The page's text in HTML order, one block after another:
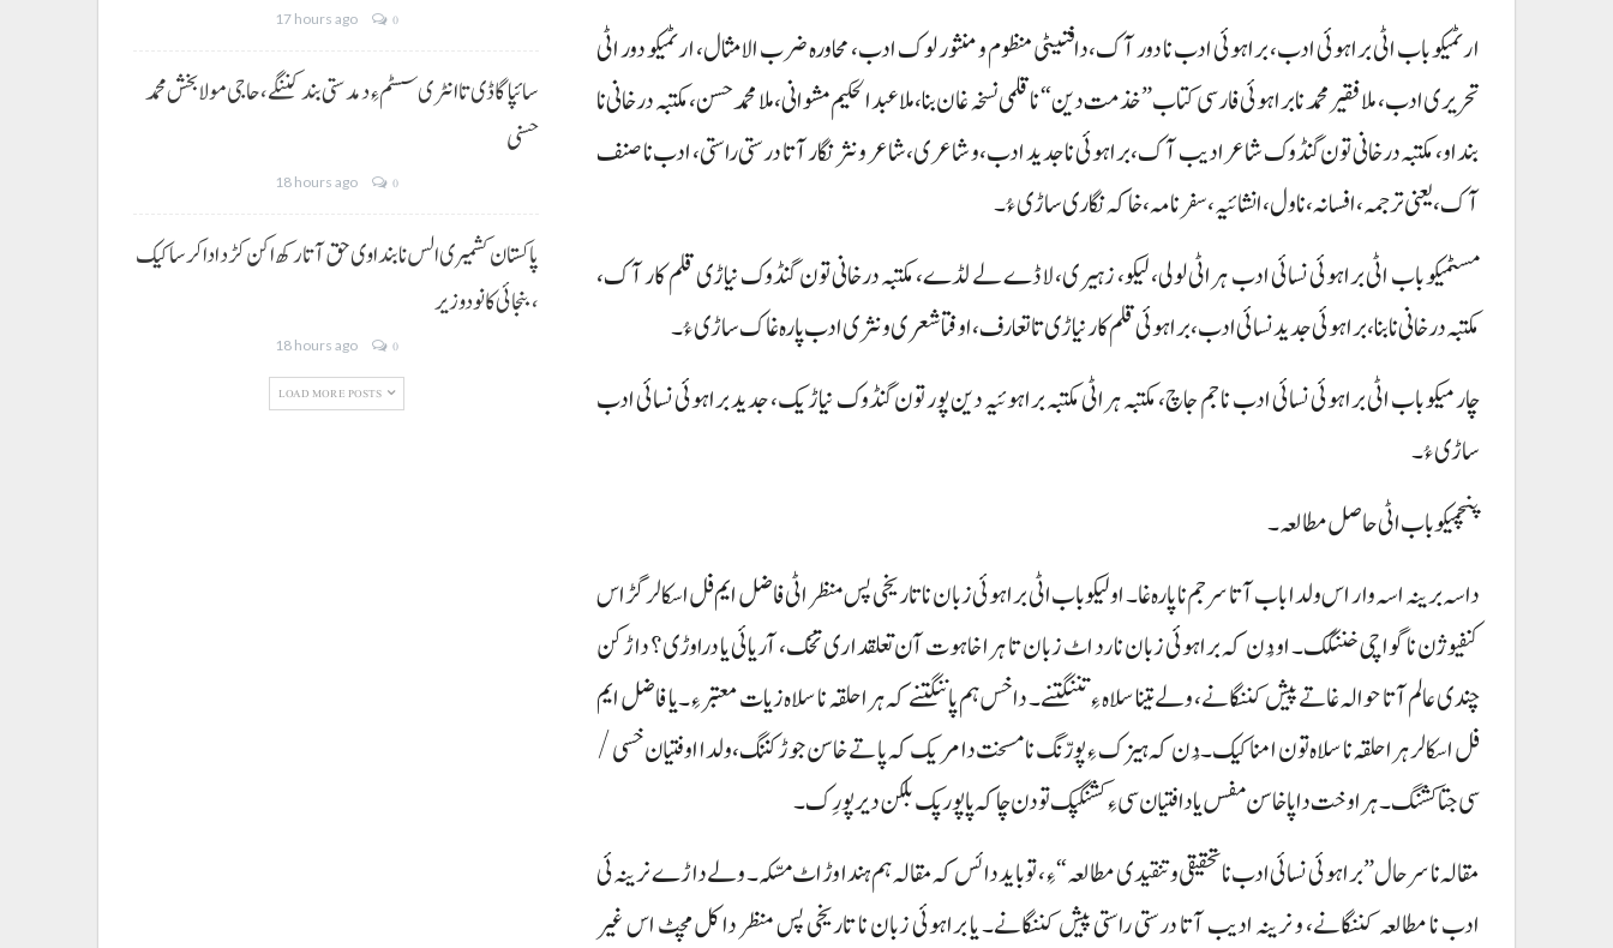
ارٹمیکو باب اٹی براہوئی ادب، براہوئی ادب نا دور آک، دافتیٹی منظوم و منثور لوک ادب، محاورہ ضرب الامثال، ارٹمیکو دور اٹی
تحریری ادب، ملا فقیر محمد نا براہوئی فارسی کتاب ”خذمت دین“ نا قلمی نسخہ غان بنا، ملا عبدالحکیم مشوانی، ملا محمد حسن، مکتبہ درخانی نا
بنداو، مکتبہ درخانی تون گنڈوک شاعر ادیب آک، براہوئی نا جدید ادب، و شاعری، شاعر و نثر نگار آتا درستی راستی، ادب نا صنف
آک، یعنی ترجمہ، افسانہ، ناول، انشائیہ، سفرنامہ، خاکہ نگاری ساڑی ءُ۔
مسٹمیکو باب اٹی براہوئی نسائی ادب ہراٹی لولی، لیکو، زہیری، لاڈے لے لڈے، مکتبہ درخانی تون گنڈوک نیاڑی قلم کار آک،
مکتبہ درخانی نا بنا، براہوئی جدید نسائی ادب، براہوئی قلم کار نیاڑی تا تعارف، اوفتا شعری و نثری ادب پارہ غاک ساڑی ءُ۔
چارمیکو باب اٹی براہوئی نسائی ادب نا جم جاچ، مکتبہ ہراٹی مکتبہ براہوئیہ دین پور تون گنڈوک نیاڑیک، جدید براہوئی نسائی ادب
ساڑی ءُ۔
پنچمیکو باب اٹی حاصل مطالعہ۔
داسہ برینہ اسہ وار اس ولدا باب آتا سرجم نا پارہ غا۔ اولیکو باب اٹی براہوئی زبان نا تاریخی پس منظر اٹی فاضل ایم فل اسکالر گڑاس
کنفیوژن نا گواچی خننگک۔ او دُن کہ براہوئی زبان نا رد اٹ زبان تا ہرا خاہوت آن تعلقداری تخک، آریائی یا دراوڑی؟ داڑکن
چندی عالم آتا حوالہ غاتے پیش کننگانے، ولے تینا سلاہ ءِ تننگتنے۔ داخس ہم پاننگتنے کہ ہرا حلقہ نا سلاہ زیات معتبر ءِ۔ یا فاضل ایم
فل اسکالر ہرا حلقہ نا سلاہ تون امنا کیک۔ دُن کہ ہیزک ءِ پورّنگ نا مسخت دا مریک کہ پا تے خاسن جوڑ کننگ، ولدا اوفتیان خسی /
سی جتا کشنگ۔ ہرا وخت دا پا خاسن مفس یا دافتیان سی ءِ کشنگپک تو دن چا کہ پا پورپک بلکن دیر پورِک۔
مقالہ نا سرحال ”براہوئی نسائی ادب نا تحقیقی و تنقیدی مطالعہ“ ءِ، تو باید دا ئس کہ مقالہ ہم ہندا وڑ اٹ مسّکہ۔ ولے داڑے نرینہ ئی
ادب نا مطالعہ کننگانے، و نرینہ ادیب آتا درستی راستی پیش کننگانے۔ یا براہوئی زبان نا تاریخی پس منظر دا کل مچٹ اس غیر
17 hours ago 0
سائپا گاڈی تا انٹری سسٹم ءِ دمدستی بند کننگے، حاجی مولا بخش محمد
حسنی
18 hours ago 0
پاکستان کشمیری الس نا بنداوی حق آتا رکھ اکن کڑد ادا کرسا کیک
،بنجائی کانودوزیر
18 hours ago 0
LOAD MORE POSTS